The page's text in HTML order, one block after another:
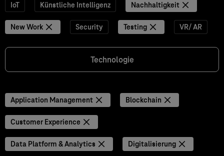
IoT Künstliche Intelligenz Nachhaltigkeit
New Work Security Testing VR/ AR
Technologie
Application Management Blockchain
Customer Experience
Data Platform & Analytics Digitalisierung